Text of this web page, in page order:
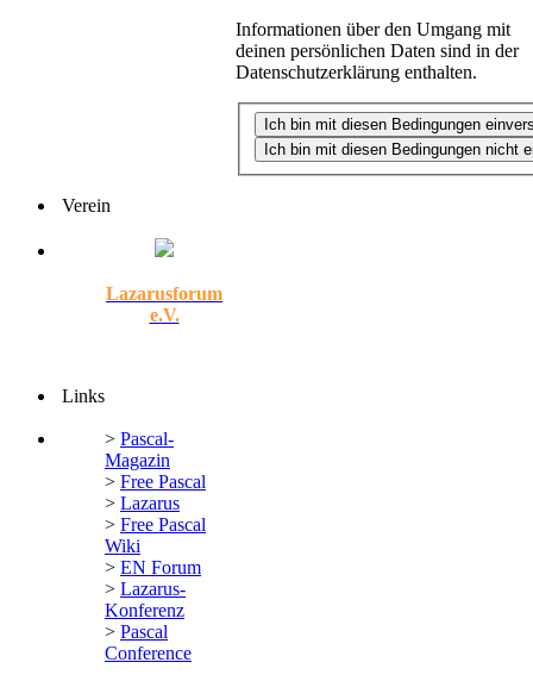
Informationen über den Umgang mit
deinen persönlichen Daten sind in der
Datenschutzerklärung enthalten.
Verein
Lazarusforum
e.V.
Links
> Pascal-
Magazin
> Free Pascal
> Lazarus
> Free Pascal
Wiki
> EN Forum
> Lazarus-
Konferenz
> Pascal
Conference